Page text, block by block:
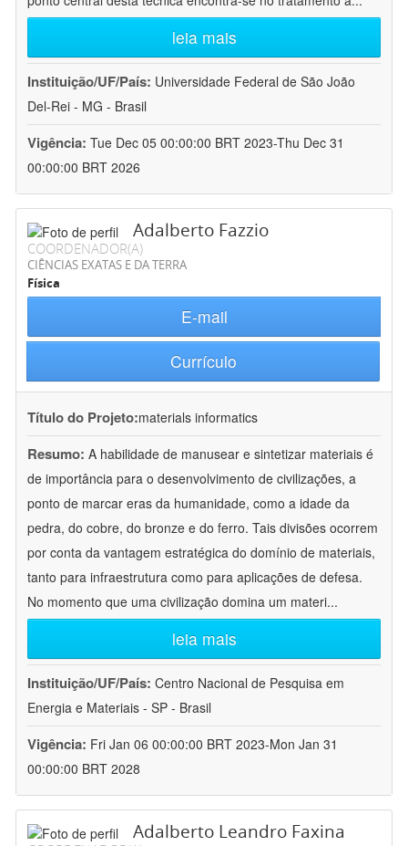
leia mais
Instituição/UF/País: Universidade Federal de São João
Del-Rei - MG - Brasil
Vigência: Tue Dec 05 00:00:00 BRT 2023-Thu Dec 31
00:00:00 BRT 2026
Adalberto Fazzio
COORDENADOR(A)
CIÊNCIAS EXATAS E DA TERRA
Física
E-mail
Currículo
Título do Projeto:materials informatics
Resumo: A habilidade de manusear e sintetizar materiais é
de importância para o desenvolvimento de civilizações, a
ponto de marcar eras da humanidade, como a idade da
pedra, do cobre, do bronze e do ferro. Tais divisões ocorrem
por conta da vantagem estratégica do domínio de materiais,
tanto para infraestrutura como para aplicações de defesa.
No momento que uma civilização domina um materi...
leia mais
Instituição/UF/País: Centro Nacional de Pesquisa em
Energia e Materiais - SP - Brasil
Vigência: Fri Jan 06 00:00:00 BRT 2023-Mon Jan 31
00:00:00 BRT 2028
Adalberto Leandro Faxina